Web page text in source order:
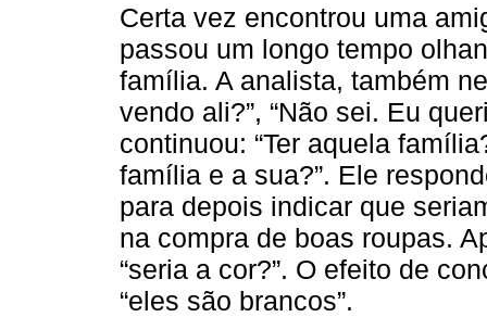
Certa vez encontrou uma
passou um longo tempo
família. A analista, também
vendo ali?”, “Não sei. Eu
continuou: “Ter aquela
família e a sua?”. Ele
para depois indicar que
na compra de boas roupas.
“seria a cor?”. O efeito de
“eles são brancos”.